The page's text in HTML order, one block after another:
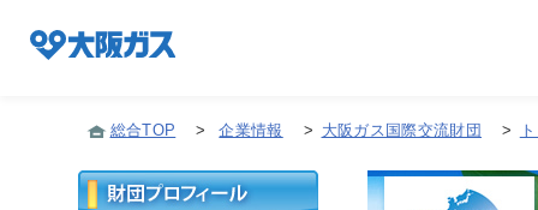
企業情報TOP
総合TOP > 企業情報 > 大阪ガス国際交流財団 >